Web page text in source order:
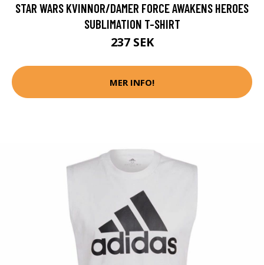
STAR WARS KVINNOR/DAMER FORCE AWAKENS HEROES
SUBLIMATION T-SHIRT
237 SEK
MER INFO!